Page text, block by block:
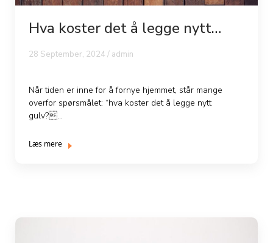
Hva koster det å legge nytt
gulv?
28 September, 2024 / admin
Når tiden er inne for å fornye hjemmet, står mange
overfor spørsmålet: “hva koster det å legge nytt
gulv?...
Læs mere